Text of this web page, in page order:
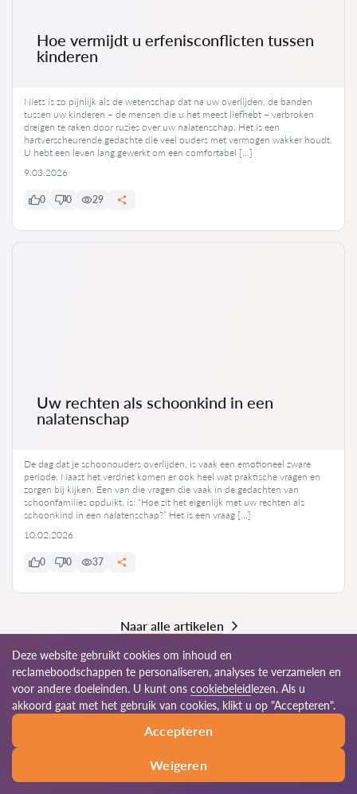
Hoe vermijdt u erfenisconflicten tussen
kinderen
Niets is zo pijnlijk als de wetenschap dat na uw overlijden, de banden
tussen uw kinderen – de mensen die u het meest liefhebt – verbroken
dreigen te raken door ruzies over uw nalatenschap. Het is een
hartverscheurende gedachte die veel ouders met vermogen wakker houdt.
U hebt een leven lang gewerkt om een comfortabel […]
9.03.2026
0 0 29
Uw rechten als schoonkind in een
nalatenschap
De dag dat je schoonouders overlijden, is vaak een emotioneel zware
periode. Naast het verdriet komen er ook heel wat praktische vragen en
zorgen bij kijken. Een van die vragen die vaak in de gedachten van
schoonfamilies opduikt, is: “Hoe zit het eigenlijk met uw rechten als
schoonkind in een nalatenschap?” Het is een vraag […]
10.02.2026
0 0 37
Naar alle artikelen
© 2026 Advocaten-be.com
Sitemap Ons wereldwijde netwerk
Deze website gebruikt cookies om inhoud en
reclameboodschappen te personaliseren, analyses te verzamelen en
voor andere doeleinden. U kunt ons cookiebeleidlezen. Als u
akkoord gaat met het gebruik van cookies, klikt u op "Accepteren".
Accepteren
Weigeren